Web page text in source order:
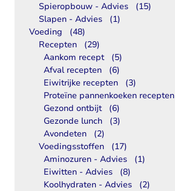
Spieropbouw - Advies
(15)
Slapen - Advies
(1)
Voeding
(48)
Recepten
(29)
Aankom recept
(5)
Afval recepten
(6)
Eiwitrijke recepten
(3)
Proteïne pannenkoeken recepten
Gezond ontbijt
(6)
Gezonde lunch
(3)
Avondeten
(2)
Voedingsstoffen
(17)
Aminozuren - Advies
(1)
Eiwitten - Advies
(8)
Koolhydraten - Advies
(2)